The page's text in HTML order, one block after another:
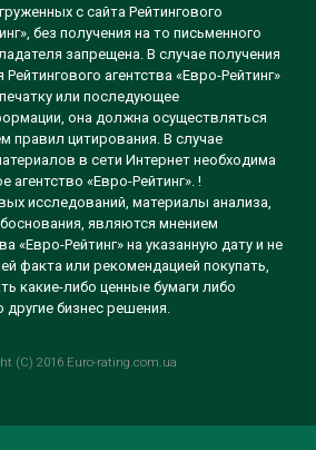
с сайта Рейтингового
без получения на то письменного
запрещена. В случае получения
агентства «Евро-Рейтинг»
или последующее
она должна осуществляться
правил цитирования. В случае
в сети Интернет необходима
агентство «Евро-Рейтинг». !
исследований, материалы анализа,
являются мнением
«Евро-Рейтинг» на указанную дату и не
факта или рекомендацией покупать,
какие-либо ценные бумаги либо
другие бизнес решения.
(C) 2016 Euro-rating.com.ua